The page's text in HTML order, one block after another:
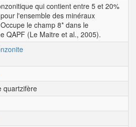
qui contient entre 5 et 20%
l'ensemble des minéraux
le champ 8* dans le
QAPF (Le Maitre et al., 2005).
quartzifère